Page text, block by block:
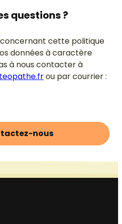
questions ?
cette politique
données à caractère
à nous contacter à
ou par courrier :
nous